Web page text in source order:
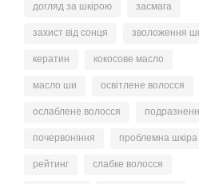
догляд за шкірою засмага
захист від сонця зволоження
кератин кокосове масло
масло ши освітлене волосся
ослаблене волосся
почервоніння проблемна шкіра
рейтинг слабке волосся